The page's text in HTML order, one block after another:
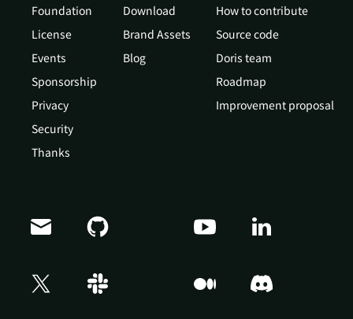
Foundation
License
Events
Sponsorship
Privacy
Security
Thanks
Download
Brand Assets
Blog
How to contribute
Source code
Doris team
Roadmap
Improvement proposal
Doris Summit 26